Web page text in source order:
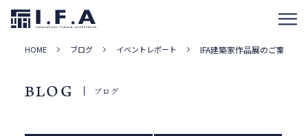
HOME ブログ イベントレポート IFA建築家作品展のご案内
BLOG ブログ